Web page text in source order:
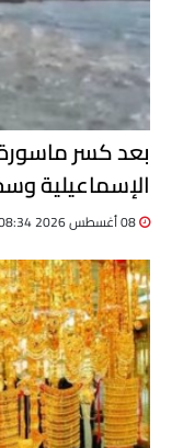
بعد كسر
الإسماعيلية